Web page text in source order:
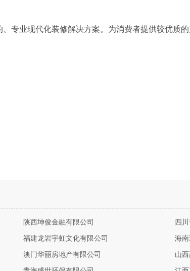
专业现代化装修解决方案。为消费者提供较优质
陕西坤俊金融有限公司 四
福建龙岩宇虹文化有限公司 海南
澳门华丽房地产有限公司 山